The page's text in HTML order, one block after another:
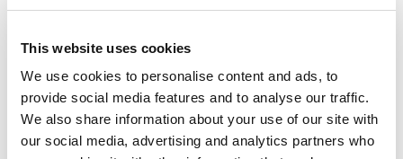
This website uses cookies
We use cookies to personalise content and ads, to
provide social media features and to analyse our traffic.
We also share information about your use of our site with
our social media, advertising and analytics partners who
belysning. Kontrollera alltid vad som ingår i kitet och att
monteringspunkter.
Så väljer du rätt 24V belysning till
lastbil